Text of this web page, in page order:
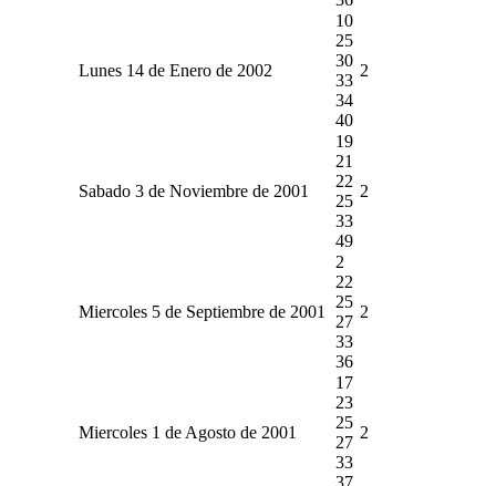
Lunes 14 de Enero de 2002
10
25
30
33
34
40
2
Sabado 3 de Noviembre de 2001
19
21
22
25
33
49
2
Miercoles 5 de Septiembre de 2001
2
22
25
27
33
36
2
Miercoles 1 de Agosto de 2001
17
23
25
27
33
37
2